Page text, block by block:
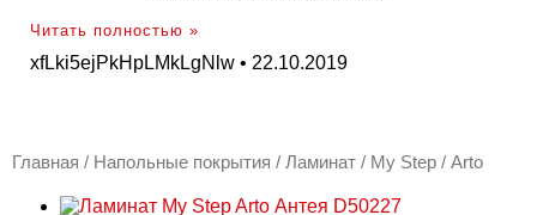
Читать полностью »
xfLki5ejPkHpLMkLgNlw 22.10.2019
Главная / Напольные покрытия / Ламинат / My Step / Arto